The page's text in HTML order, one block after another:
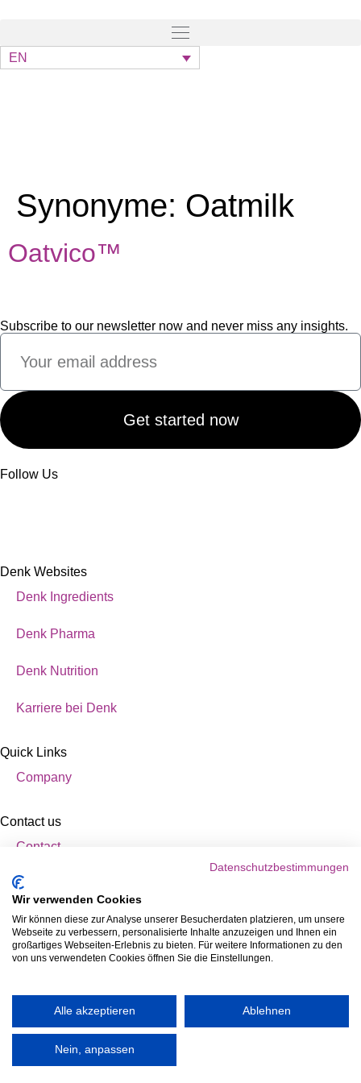
EN
Synonyme: Oatmilk
Oatvico™
Subscribe to our newsletter now and never miss any insights.
Get started now
Follow Us
Denk Websites
Denk Ingredients
Denk Pharma
Denk Nutrition
Karriere bei Denk
Quick Links
Company
Contact us
Contact
General Terms and Conditions Data Protection
Datenschutzbestimmungen
Wir verwenden Cookies
Wir können diese zur Analyse unserer Besucherdaten platzieren, um unsere
Webseite zu verbessern, personalisierte Inhalte anzuzeigen und Ihnen ein
großartiges Webseiten-Erlebnis zu bieten. Für weitere Informationen zu den
von uns verwendeten Cookies öffnen Sie die Einstellungen.
Alle akzeptieren Ablehnen
Nein, anpassen